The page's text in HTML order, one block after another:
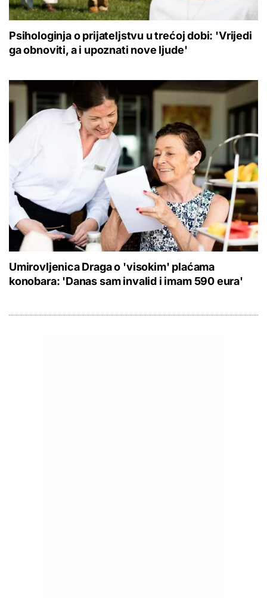
Psihologinja o prijateljstvu u trećoj dobi: 'Vrijedi
ga obnoviti, a i upoznati nove ljude'
Umirovljenica Draga o 'visokim' plaćama
konobara: 'Danas sam invalid i imam 590 eura'